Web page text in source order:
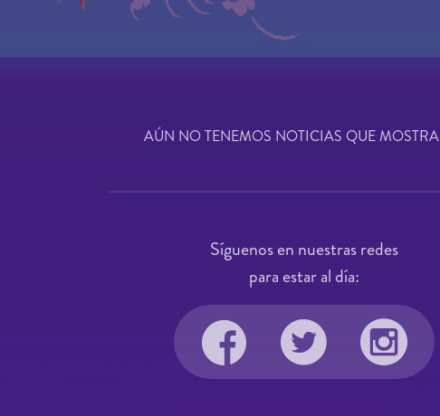
AÚN NO TENEMOS NOTICIAS QUE
Síguenos en nuestras redes
para estar al día: